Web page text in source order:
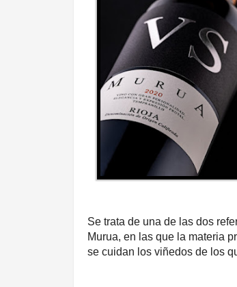
Se trata de una de las dos
Murua, en las que la materia
se cuidan los viñedos de los